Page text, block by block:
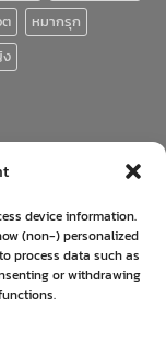
device information.
(non-) personalized
process data such as
or withdrawing
หมากรุก